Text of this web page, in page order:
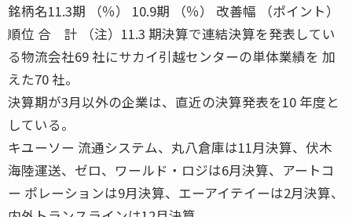
銘柄名11.3期 （％） 10.9期 （％） 改善幅 （ポイント）
順位 合 計 （注）11.3 期決算で連結決算を発表してい
る物流会社69 社にサカイ引越センターの単体業績を 加
えた70 社。
決算期が3月以外の企業は、直近の決算発表を10 年度と
している。
キユーソー 流通システム、丸八倉庫は11月決算、伏木
海陸運送、ゼロ、ワールド・ロジは6月決算、アートコ
ー ポレーションは9月決算、エーアイテイーは2月決算、